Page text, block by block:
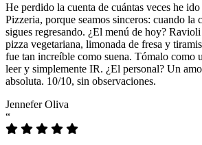
He perdido la cuenta de cuántas veces he
Pizzeria, porque seamos sinceros: cuando la
sigues regresando. ¿El menú de hoy?
pizza vegetariana, limonada de fresa y
fue tan increíble como suena. Tómalo como
leer y simplemente IR. ¿El personal? Un
absoluta. 10/10, sin observaciones.
Jennefer Oliva
“